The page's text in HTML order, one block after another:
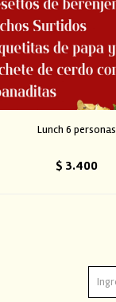
Lunch 6 personas
$ 3.400